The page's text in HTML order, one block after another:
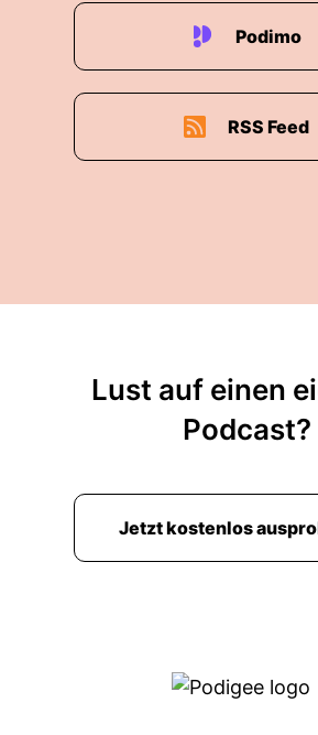
Podimo
RSS Feed
Lust auf einen
Podcast?
Jetzt kostenlos